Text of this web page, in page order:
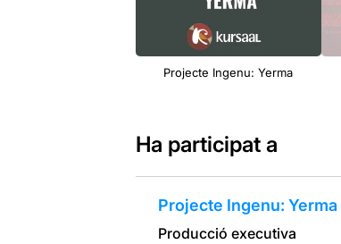
Projecte Ingenu: Yerma
Ha participat a
Projecte Ingenu: Yerma
Producció executiva